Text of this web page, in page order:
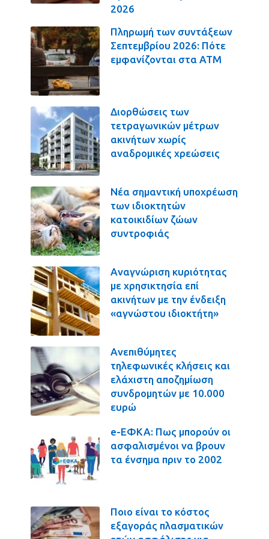
2026
Πληρωμή των συντάξεων
Σεπτεμβρίου 2026: Πότε
εμφανίζονται στα ΑΤΜ
Διορθώσεις των
τετραγωνικών μέτρων
ακινήτων χωρίς
αναδρομικές χρεώσεις
Νέα σημαντική υποχρέωση
των ιδιοκτητών
κατοικιδίων ζώων
συντροφιάς
Αναγνώριση κυριότητας
με χρησικτησία επί
ακινήτων με την ένδειξη
«αγνώστου ιδιοκτήτη»
Ανεπιθύμητες
τηλεφωνικές κλήσεις και
ελάχιστη αποζημίωση
συνδρομητών με 10.000
ευρώ
e-ΕΦΚΑ: Πως μπορούν οι
ασφαλισμένοι να βρουν
τα ένσημα πριν το 2002
Ποιο είναι το κόστος
εξαγοράς πλασματικών